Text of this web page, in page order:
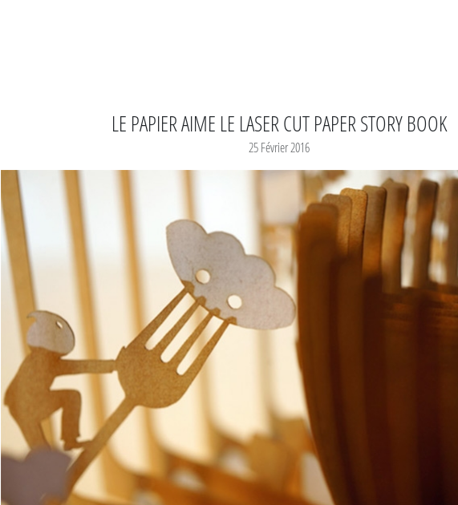
LE PAPIER AIME LE LASER CUT PAPER STORY BOOK
25 Février 2016